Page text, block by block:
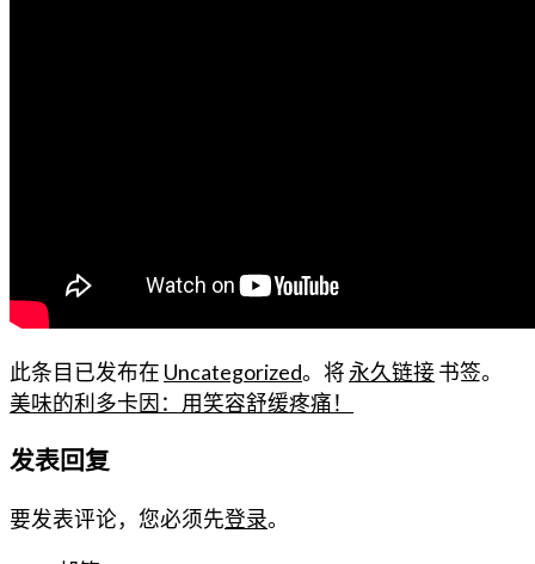
此条目已发布在 Uncategorized。将 永久链接 书签。
美味的利多卡因：用笑容舒缓疼痛！
发表回复
要发表评论，您必须先登录。